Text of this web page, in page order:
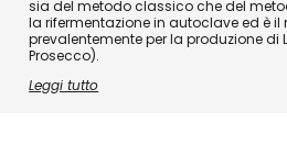
sia del metodo classico che del
la rifermentazione in autoclave ed è
prevalentemente per la produzione di
Prosecco).
Leggi tutto